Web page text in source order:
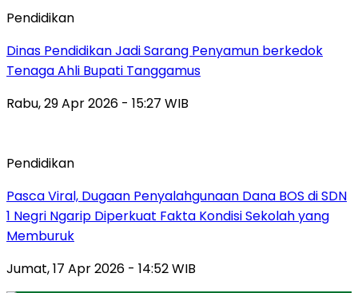
Pendidikan
Dinas Pendidikan Jadi Sarang Penyamun berkedok
Tenaga Ahli Bupati Tanggamus
Rabu, 29 Apr 2026 - 15:27 WIB
Pendidikan
Pasca Viral, Dugaan Penyalahgunaan Dana BOS di SDN
1 Negri Ngarip Diperkuat Fakta Kondisi Sekolah yang
Memburuk
Jumat, 17 Apr 2026 - 14:52 WIB